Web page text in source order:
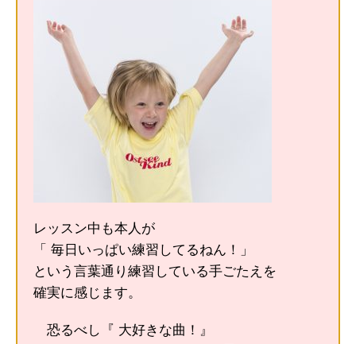
レッスン中も本人が
「 毎日いっぱい練習してるねん！」
という言葉通り練習している手ごたえを
確実に感じます。
恐るべし『 大好きな曲！』